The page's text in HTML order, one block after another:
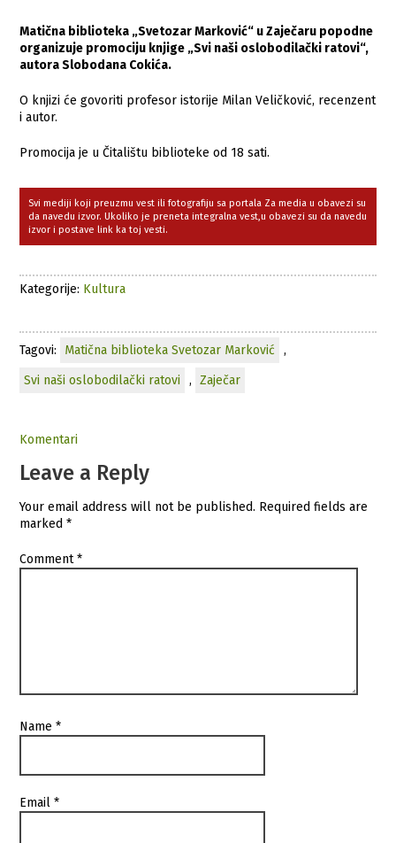
Matična biblioteka „Svetozar Marković“ u Zaječaru popodne
organizuje promociju knjige „Svi naši oslobodilački ratovi“,
autora Slobodana Cokića.
O knjizi će govoriti profesor istorije Milan Veličković, recenzent
i autor.
Promocija je u Čitalištu biblioteke od 18 sati.
Svi mediji koji preuzmu vest ili fotografiju sa portala Za media u obavezi su
da navedu izvor. Ukoliko je preneta integralna vest,u obavezi su da navedu
izvor i postave link ka toj vesti.
Kategorije: Kultura
Tagovi: Matična biblioteka Svetozar Marković
,
Svi naši oslobodilački ratovi
, Zaječar
Komentari
Leave a Reply
Your email address will not be published. Required fields are
marked*
Comment*
Name*
Email*